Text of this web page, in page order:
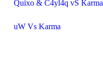
Quixo & C4yl4q vS Karma
uW Vs Karma